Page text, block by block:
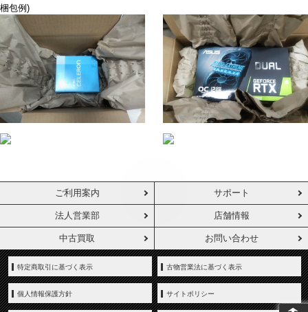
梱包例)
ご利用案内 サポート
法人営業部 店舗情報
中古買取 お問い合わせ
特定商取引に基づく表示 古物営業法に基づく表示
個人情報保護方針 サイトポリシー